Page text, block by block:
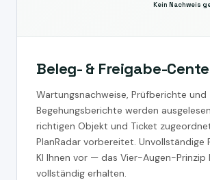
Kein Nachweis
Beleg- & Freigabe-
Wartungsnachweise, Prüfberichte und
Begehungsberichte werden
richtigen Objekt und Ticket
PlanRadar vorbereitet. Unvollständige
KI Ihnen vor — das Vier-Augen-Prinzip
vollständig erhalten.